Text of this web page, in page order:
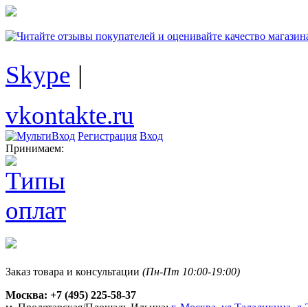
Skype |
vkontakte.ru
Регистрация Вход
Принимаем:
Заказ товара и консультации (Пн-Пт 10:00-19:00)
Москва: +7 (495) 225-58-37